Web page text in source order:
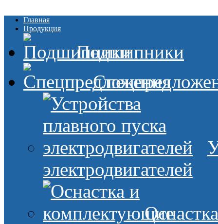
Главная
Продукция
Подшипники
электродвигателей